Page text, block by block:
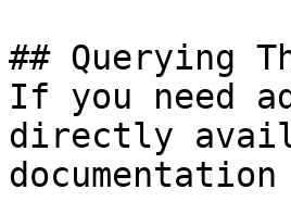
## Querying
If you need
directly